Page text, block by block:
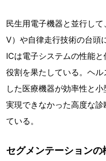
民生用電子機器と並行し
V）や自律走行技術の台頭
ICは電子システムの性能
役割を果たしている。ヘ
した医療機器が効率性と
実現できなかった高度な
ている。
セグメンテーションの